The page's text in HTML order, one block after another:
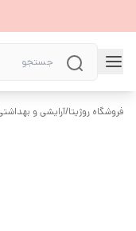
فروشگاه روژیتا/آرایشی و